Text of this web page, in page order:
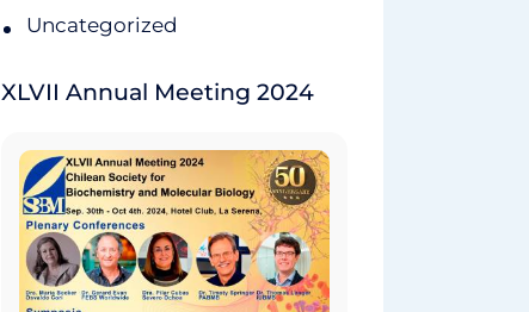
Uncategorized
XLVII Annual Meeting 2024